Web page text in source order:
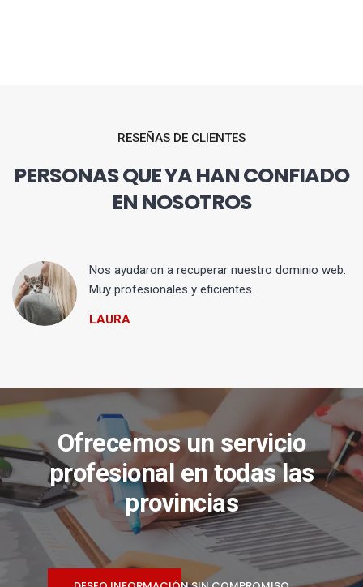
RESEÑAS DE CLIENTES
PERSONAS QUE YA HAN CONFIADO
EN NOSOTROS
Nos ayudaron a recuperar nuestro dominio web.
Muy profesionales y eficientes.
LAURA
Ofrecemos un servicio
profesional en todas las
provincias